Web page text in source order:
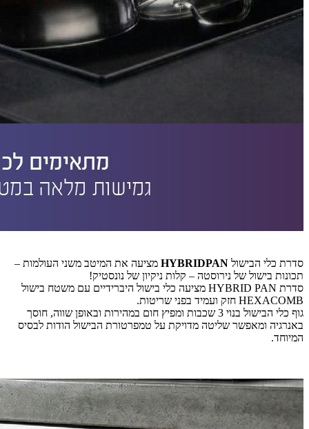
סדרת כלי הבישול HYBRIDPAN מציעה את המיטב משני העולמות –
תכונות בישול של נירוסטה – קלות ניקיון של נונסטיק!
סדרת HYBRID PAN מציעה כלי בישול היברידיים עם משטח בישול
HEXACOMB חזק ועמיד בפני שריטות.
גוף כלי הבישול בנוי 3 שכבות ומפיץ חום במהירות ובאופן שווה, חוסך
באנרגיה ומאפשר שליטה מדויקת על טמפרטורת הבישול הודות לבסיס
המיוחד.